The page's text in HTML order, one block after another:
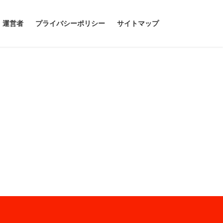
運営者 プライバシーポリシー サイトマップ